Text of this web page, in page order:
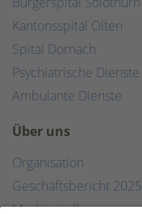
Kantonsspital Olten
Spital Dornach
Psychiatrische Dienste
Ambulante Dienste
Über uns
Organisation
Geschäftsbericht 2025
Medienstelle